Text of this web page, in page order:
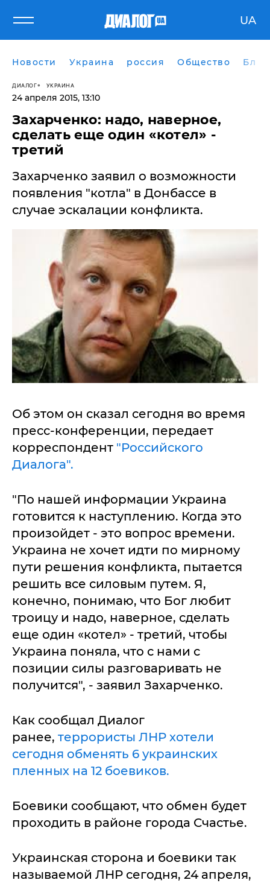
UA
Новости Украина россия Общество
ДИАЛОГ УКРАИНА
24 апреля 2015, 13:10
Захарченко: надо, наверное,
сделать еще один «котел» -
третий
Захарченко заявил о возможности
появления "котла" в Донбассе в
случае эскалации конфликта.
Об этом он сказал сегодня во время
пресс-конференции, передает
корреспондент "Российского
Диалога".
"По нашей информации Украина
готовится к наступлению. Когда это
произойдет - это вопрос времени.
Украина не хочет идти по мирному
пути решения конфликта, пытается
решить все силовым путем. Я,
конечно, понимаю, что Бог любит
троицу и надо, наверное, сделать
еще один «котел» - третий, чтобы
Украина поняла, что с нами с
позиции силы разговаривать не
получится", - заявил Захарченко.
Как сообщал Диалог
ранее, террористы ЛНР хотели
сегодня обменять 6 украинских
пленных на 12 боевиков.
Боевики сообщают, что обмен будет
проходить в районе города Счастье.
Украинская сторона и боевики так
называемой ЛНР сегодня, 24 апреля,